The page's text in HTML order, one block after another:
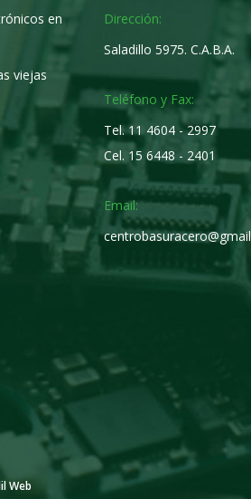
casa y
Es de mucha ayuda todo lo que
del centro.
Pablo Juan Loberto
Gracias por ocuparse de esta tarea,
valorable la recuperación de
Andrea Monsalve
en
viejas
Dirección:
Saladillo 5975. C.A.B.A.
Teléfono y Fax:
Tel. 11 4604 - 2997
Cel. 15 6448 - 2401
Email:
Web